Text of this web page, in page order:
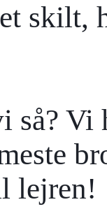
skilt,
så?
lejren!